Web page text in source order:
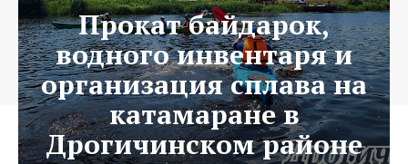
Прокат байдарок,
водного инвентаря и
организация сплава на
катамаране в
Дрогичинском районе